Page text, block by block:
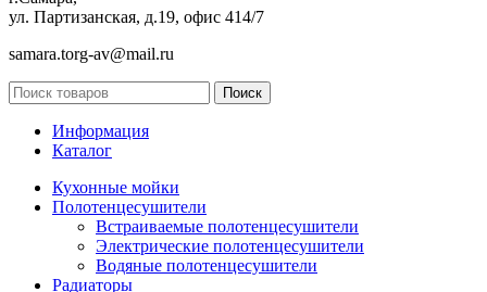
ул. Партизанская, д.19, офис 414/7
samara.torg-av@mail.ru
Поиск
Информация
Каталог
Кухонные мойки
Полотенцесушители
Встраиваемые полотенцесушители
Электрические полотенцесушители
Водяные полотенцесушители
Радиаторы